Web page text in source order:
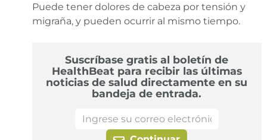
Puede tener dolores de cabeza por tensión y
migraña, y pueden ocurrir al mismo tiempo.
Suscríbase gratis al boletín de
HealthBeat para recibir las últimas
noticias de salud directamente en su
bandeja de entrada.